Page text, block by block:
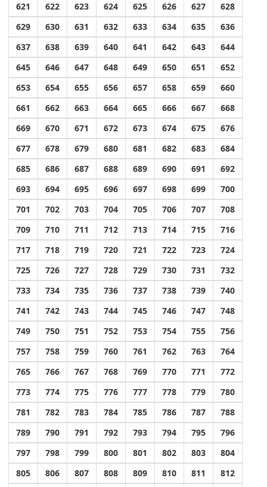
621
622 623 624 625 626 627
628
629
630 631 632 633 634 635
636
637
638 639 640 641 642 643
644
645
646 647 648 649 650 651
652
653
654 655 656 657 658 659
660
661
662 663 664 665 666 667
668
669
670 671 672 673 674 675
676
677
678 679 680 681 682 683
684
685
686 687 688 689 690 691
692
693
694 695 696 697 698 699
700
701
702 703 704 705 706 707
708
709
710 711 712 713 714 715
716
717
718 719 720 721 722 723
724
725
726 727 728 729 730 731
732
733
734 735 736 737 738 739
740
741
742 743 744 745 746 747
748
749
750 751 752 753 754 755
756
757
758 759 760 761 762 763
764
765
766 767 768 769 770 771
772
773
774 775 776 777 778 779
780
781
782 783 784 785 786 787
788
789
790 791 792 793 794 795
796
797
798 799 800 801 802 803
804
805
806 807 808 809 810 811
812